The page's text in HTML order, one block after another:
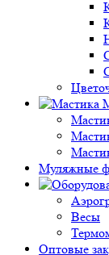
Муляжные
Весы
Оптовые